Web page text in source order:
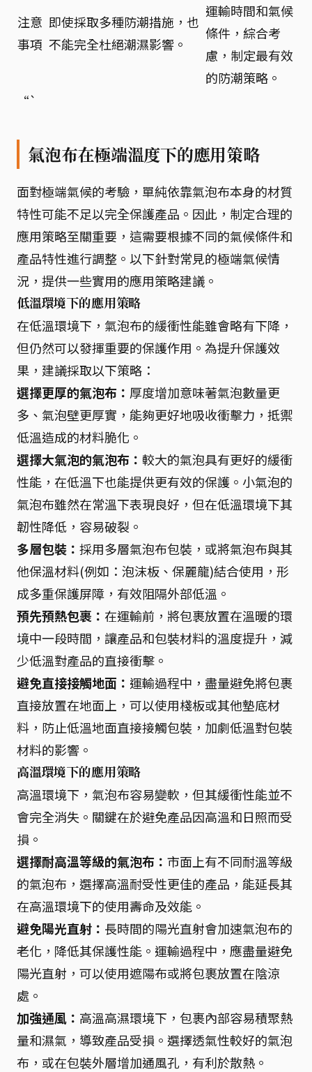
注意
事項
即使採取多種防潮措施，也
不能完全杜絕潮濕影響。
運輸時間和氣候
條件，綜合考
慮，制定最有效
的防潮策略。
“`
氣泡布在極端溫度下的應用策略
面對極端氣候的考驗，單純依靠氣泡布本身的材質
特性可能不足以完全保護產品。因此，制定合理的
應用策略至關重要，這需要根據不同的氣候條件和
產品特性進行調整。以下針對常見的極端氣候情
況，提供一些實用的應用策略建議。
低溫環境下的應用策略
在低溫環境下，氣泡布的緩衝性能雖會略有下降，
但仍然可以發揮重要的保護作用。為提升保護效
果，建議採取以下策略：
選擇更厚的氣泡布： 厚度增加意味著氣泡數量更
多、氣泡壁更厚實，能夠更好地吸收衝擊力，抵禦
低溫造成的材料脆化。
選擇大氣泡的氣泡布： 較大的氣泡具有更好的緩衝
性能，在低溫下也能提供更有效的保護。小氣泡的
氣泡布雖然在常溫下表現良好，但在低溫環境下其
韌性降低，容易破裂。
多層包裝： 採用多層氣泡布包裝，或將氣泡布與其
他保溫材料(例如：泡沫板、保麗龍)結合使用，形
成多重保護屏障，有效阻隔外部低溫。
預先預熱包裹： 在運輸前，將包裹放置在溫暖的環
境中一段時間，讓產品和包裝材料的溫度提升，減
少低溫對產品的直接衝擊。
避免直接接觸地面： 運輸過程中，盡量避免將包裹
直接放置在地面上，可以使用棧板或其他墊底材
料，防止低溫地面直接接觸包裝，加劇低溫對包裝
材料的影響。
高溫環境下的應用策略
高溫環境下，氣泡布容易變軟，但其緩衝性能並不
會完全消失。關鍵在於避免產品因高溫和日照而受
損。
選擇耐高溫等級的氣泡布： 市面上有不同耐溫等級
的氣泡布，選擇高溫耐受性更佳的產品，能延長其
在高溫環境下的使用壽命及效能。
避免陽光直射： 長時間的陽光直射會加速氣泡布的
老化，降低其保護性能。運輸過程中，應盡量避免
陽光直射，可以使用遮陽布或將包裹放置在陰涼
處。
加強通風： 高溫高濕環境下，包裹內部容易積聚熱
量和濕氣，導致產品受損。選擇透氣性較好的氣泡
布，或在包裝外層增加通風孔，有利於散熱。